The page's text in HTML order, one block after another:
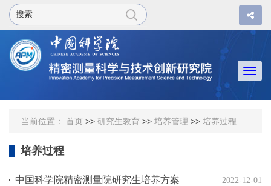
当前位置： 首页 >> 研究生教育 >> 培养管理 >> 培养过程
培养过程
中国科学院精密测量院研究生培养方案 2022-12-01